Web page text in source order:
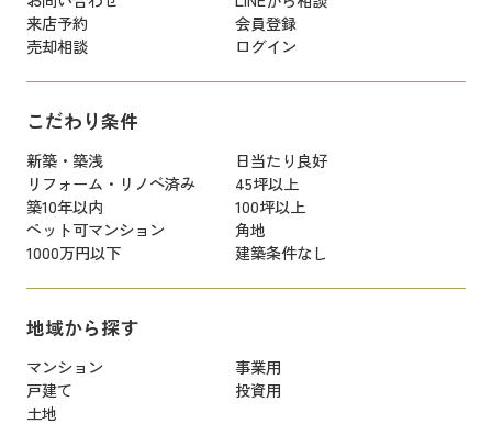
来店予約
会員登録
売却相談
ログイン
こだわり条件
新築・築浅
日当たり良好
リフォーム・リノベ済み
45坪以上
築10年以内
100坪以上
ペット可マンション
角地
1000万円以下
建築条件なし
地域から探す
マンション
事業用
戸建て
投資用
土地